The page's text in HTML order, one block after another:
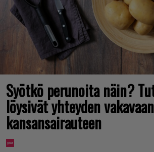
Syötkö perunoita näin?
löysivät yhteyden vakavaan
kansansairauteen